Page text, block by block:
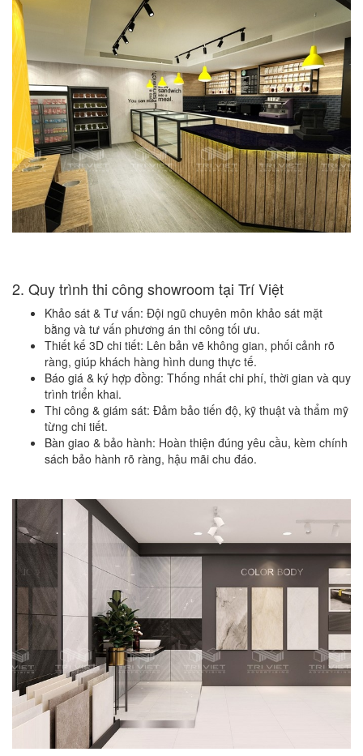
2. Quy trình thi công showroom tại Trí Việt
Khảo sát & Tư vấn: Đội ngũ chuyên môn khảo sát mặt
bằng và tư vấn phương án thi công tối ưu.
Thiết kế 3D chi tiết: Lên bản vẽ không gian, phối cảnh rõ
ràng, giúp khách hàng hình dung thực tế.
Báo giá & ký hợp đồng: Thống nhất chi phí, thời gian và quy
trình triển khai.
Thi công & giám sát: Đảm bảo tiến độ, kỹ thuật và thẩm mỹ
từng chi tiết.
Bàn giao & bảo hành: Hoàn thiện đúng yêu cầu, kèm chính
sách bảo hành rõ ràng, hậu mãi chu đáo.